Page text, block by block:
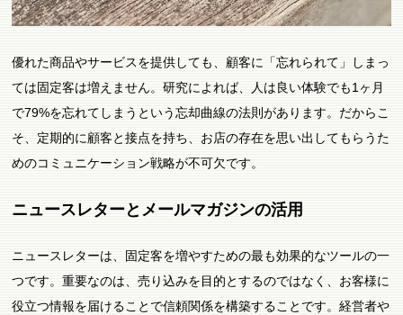
優れた商品やサービスを提供しても、顧客に「忘れられて」しまっ
ては固定客は増えません。研究によれば、人は良い体験でも1ヶ月
で79%を忘れてしまうという忘却曲線の法則があります。だからこ
そ、定期的に顧客と接点を持ち、お店の存在を思い出してもらうた
めのコミュニケーション戦略が不可欠です。
ニュースレターとメールマガジンの活用
ニュースレターは、固定客を増やすための最も効果的なツールの一
つです。重要なのは、売り込みを目的とするのではなく、お客様に
役立つ情報を届けることで信頼関係を構築することです。経営者や